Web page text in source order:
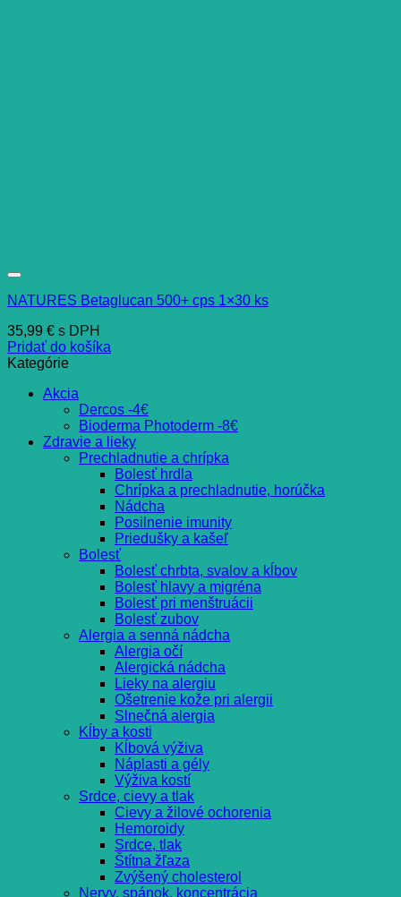
NATURES Betaglucan 500+ cps 1×30 ks
35,99 € s DPH
Pridať do košíka
Kategórie
Akcia
Dercos -4€
Bioderma Photoderm -8€
Zdravie a lieky
Prechladnutie a chrípka
Bolesť hrdla
Chrípka a prechladnutie, horúčka
Nádcha
Posilnenie imunity
Priedušky a kašeľ
Bolesť
Bolesť chrbta, svalov a kĺbov
Bolesť hlavy a migréna
Bolesť pri menštruácii
Bolesť zubov
Alergia a senná nádcha
Alergia očí
Alergická nádcha
Lieky na alergiu
Ošetrenie kože pri alergii
Slnečná alergia
Kĺby a kosti
Kĺbová výživa
Náplasti a gély
Výživa kostí
Srdce, cievy a tlak
Cievy a žilové ochorenia
Hemoroidy
Srdce, tlak
Štítna žľaza
Zvýšený cholesterol
Nervy, spánok, koncentrácia